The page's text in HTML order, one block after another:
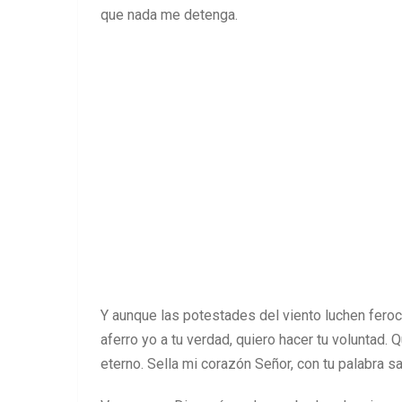
que nada me detenga.
Y aunque las potestades del viento luchen
aferro yo a tu verdad, quiero hacer tu voluntad.
eterno. Sella mi corazón Señor, con tu palabra